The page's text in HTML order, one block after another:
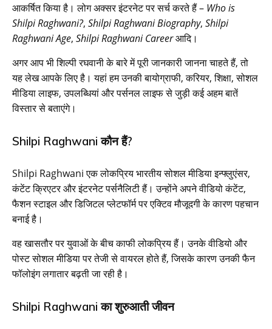
आकर्षित किया है। लोग अक्सर इंटरनेट पर सर्च करते हैं – Who is
Shilpi Raghwani?, Shilpi Raghwani Biography, Shilpi
Raghwani Age, Shilpi Raghwani Careerआदि।
अगर आप भी शिल्पी रघवानी के बारे में पूरी जानकारी जानना चाहते हैं, तो
यह लेख आपके लिए है। यहां हम उनकी बायोग्राफी, करियर, शिक्षा, सोशल
मीडिया लाइफ, उपलब्धियां और पर्सनल लाइफ से जुड़ी कई अहम बातें
विस्तार से बताएंगे।
Shilpi Raghwani कौन हैं?
Shilpi Raghwani एक लोकप्रिय भारतीय सोशल मीडिया इन्फ्लुएंसर,
कंटेंट क्रिएटर और इंटरनेट पर्सनैलिटी हैं। उन्होंने अपने वीडियो कंटेंट,
फैशन स्टाइल और डिजिटल प्लेटफॉर्म पर एक्टिव मौजूदगी के कारण पहचान
बनाई है।
वह खासतौर पर युवाओं के बीच काफी लोकप्रिय हैं। उनके वीडियो और
पोस्ट सोशल मीडिया पर तेजी से वायरल होते हैं, जिसके कारण उनकी फैन
फॉलोइंग लगातार बढ़ती जा रही है।
Shilpi Raghwani का शुरुआती जीवन